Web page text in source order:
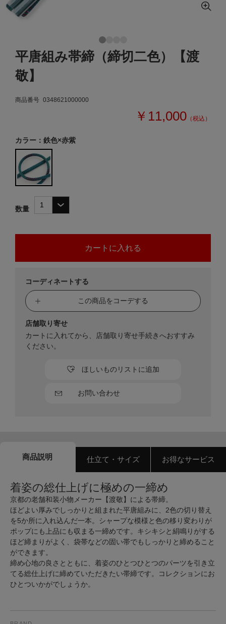
平唐組み帯締（締切二色）【渡
敬】
商品番号 0348621000000
￥11,000 （税込）
カラー：鉄色×赤紫
数量
コーディネートする
この商品をコーデする
お問い合わせ
ほしいものリストに追加
店舗取り寄せ
カートに入れてから、店舗取り寄せ手続きへおすすみ
ください。
商品説明 仕立て・サイズ お得なサービス
着姿の総仕上げに極めの一締め
京都の老舗和装小物メーカー【渡敬】による帯締。
ほどよい厚みでしっかりと組まれた平唐組みに、2色の切り替え
を5か所に入れ込んだ一本。シャープな模様と色の移り変わりが
ポップにも上品にも収まる一締めです。キシキシと絹鳴りがする
ほど締まりがよく、袋帯などの固い帯でもしっかりと締めること
ができます。
締め心地の良さとともに、着姿のひとつひとつのパーツを引き立
てる総仕上げに締めていただきたい帯締です。コレクションにお
ひとついかがでしょうか。